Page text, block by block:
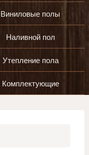
Виниловые полы
Наливной пол
Утепление пола
Комплектующие